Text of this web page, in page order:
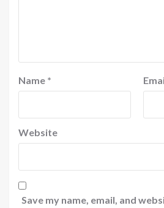
Name *
Website
Save my name, email, and